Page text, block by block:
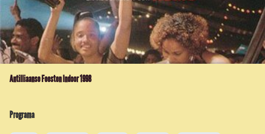
Antilliaanse Feesten Indoor 1998
Programa